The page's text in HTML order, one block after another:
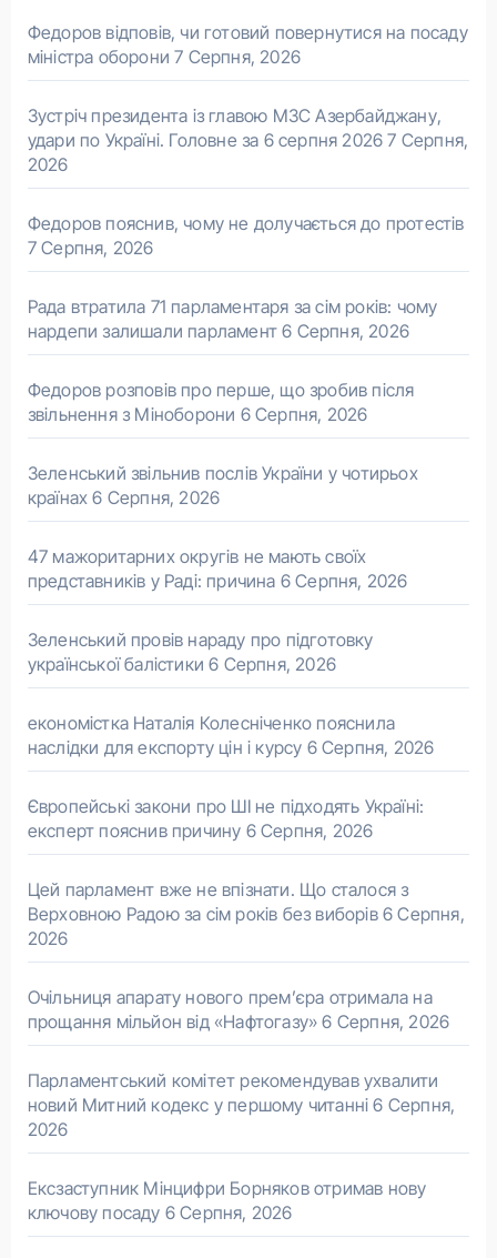
Федоров відповів, чи готовий повернутися на посаду
міністра оборони 7 Серпня, 2026
Зустріч президента із главою МЗС Азербайджану,
удари по Україні. Головне за 6 серпня 2026 7 Серпня,
2026
Федоров пояснив, чому не долучається до протестів
7 Серпня, 2026
Рада втратила 71 парламентаря за сім років: чому
нардепи залишали парламент 6 Серпня, 2026
Федоров розповів про перше, що зробив після
звільнення з Міноборони 6 Серпня, 2026
Зеленський звільнив послів України у чотирьох
країнах 6 Серпня, 2026
47 мажоритарних округів не мають своїх
представників у Раді: причина 6 Серпня, 2026
Зеленський провів нараду про підготовку
української балістики 6 Серпня, 2026
економістка Наталія Колесніченко пояснила
наслідки для експорту цін і курсу 6 Серпня, 2026
Європейські закони про ШІ не підходять Україні:
експерт пояснив причину 6 Серпня, 2026
Цей парламент вже не впізнати. Що сталося з
Верховною Радою за сім років без виборів 6 Серпня,
2026
Очільниця апарату нового прем’єра отримала на
прощання мільйон від «Нафтогазу» 6 Серпня, 2026
Парламентський комітет рекомендував ухвалити
новий Митний кодекс у першому читанні 6 Серпня,
2026
Ексзаступник Мінцифри Борняков отримав нову
ключову посаду 6 Серпня, 2026